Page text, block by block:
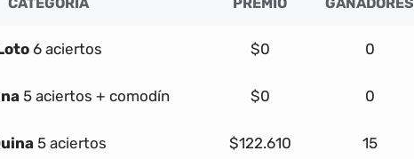
6 aciertos $0 0
5 aciertos + comodín $0 0
5 aciertos $122.610 15